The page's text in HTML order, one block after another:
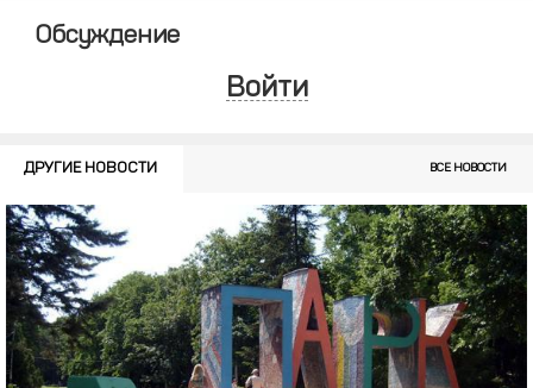
Обсуждение
Войти
ДРУГИЕ НОВОСТИ ВСЕ НОВОСТИ